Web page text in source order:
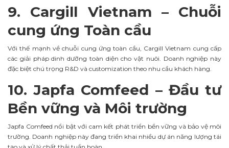
9. Cargill Vietnam – Chuỗi
cung ứng Toàn cầu
Với thế mạnh về chuỗi cung ứng toàn cầu, Cargill Vietnam cung cấp
các giải pháp dinh dưỡng toàn diện cho vật nuôi. Doanh nghiệp này
đặc biệt chú trọng R&D và customization theo nhu cầu khách hàng.
10. Japfa Comfeed – Đầu tư
Bền vững và Môi trường
Japfa Comfeed nổi bật với cam kết phát triển bền vững và bảo vệ môi
trường. Doanh nghiệp này đang triển khai nhiều dự án năng lượng tái